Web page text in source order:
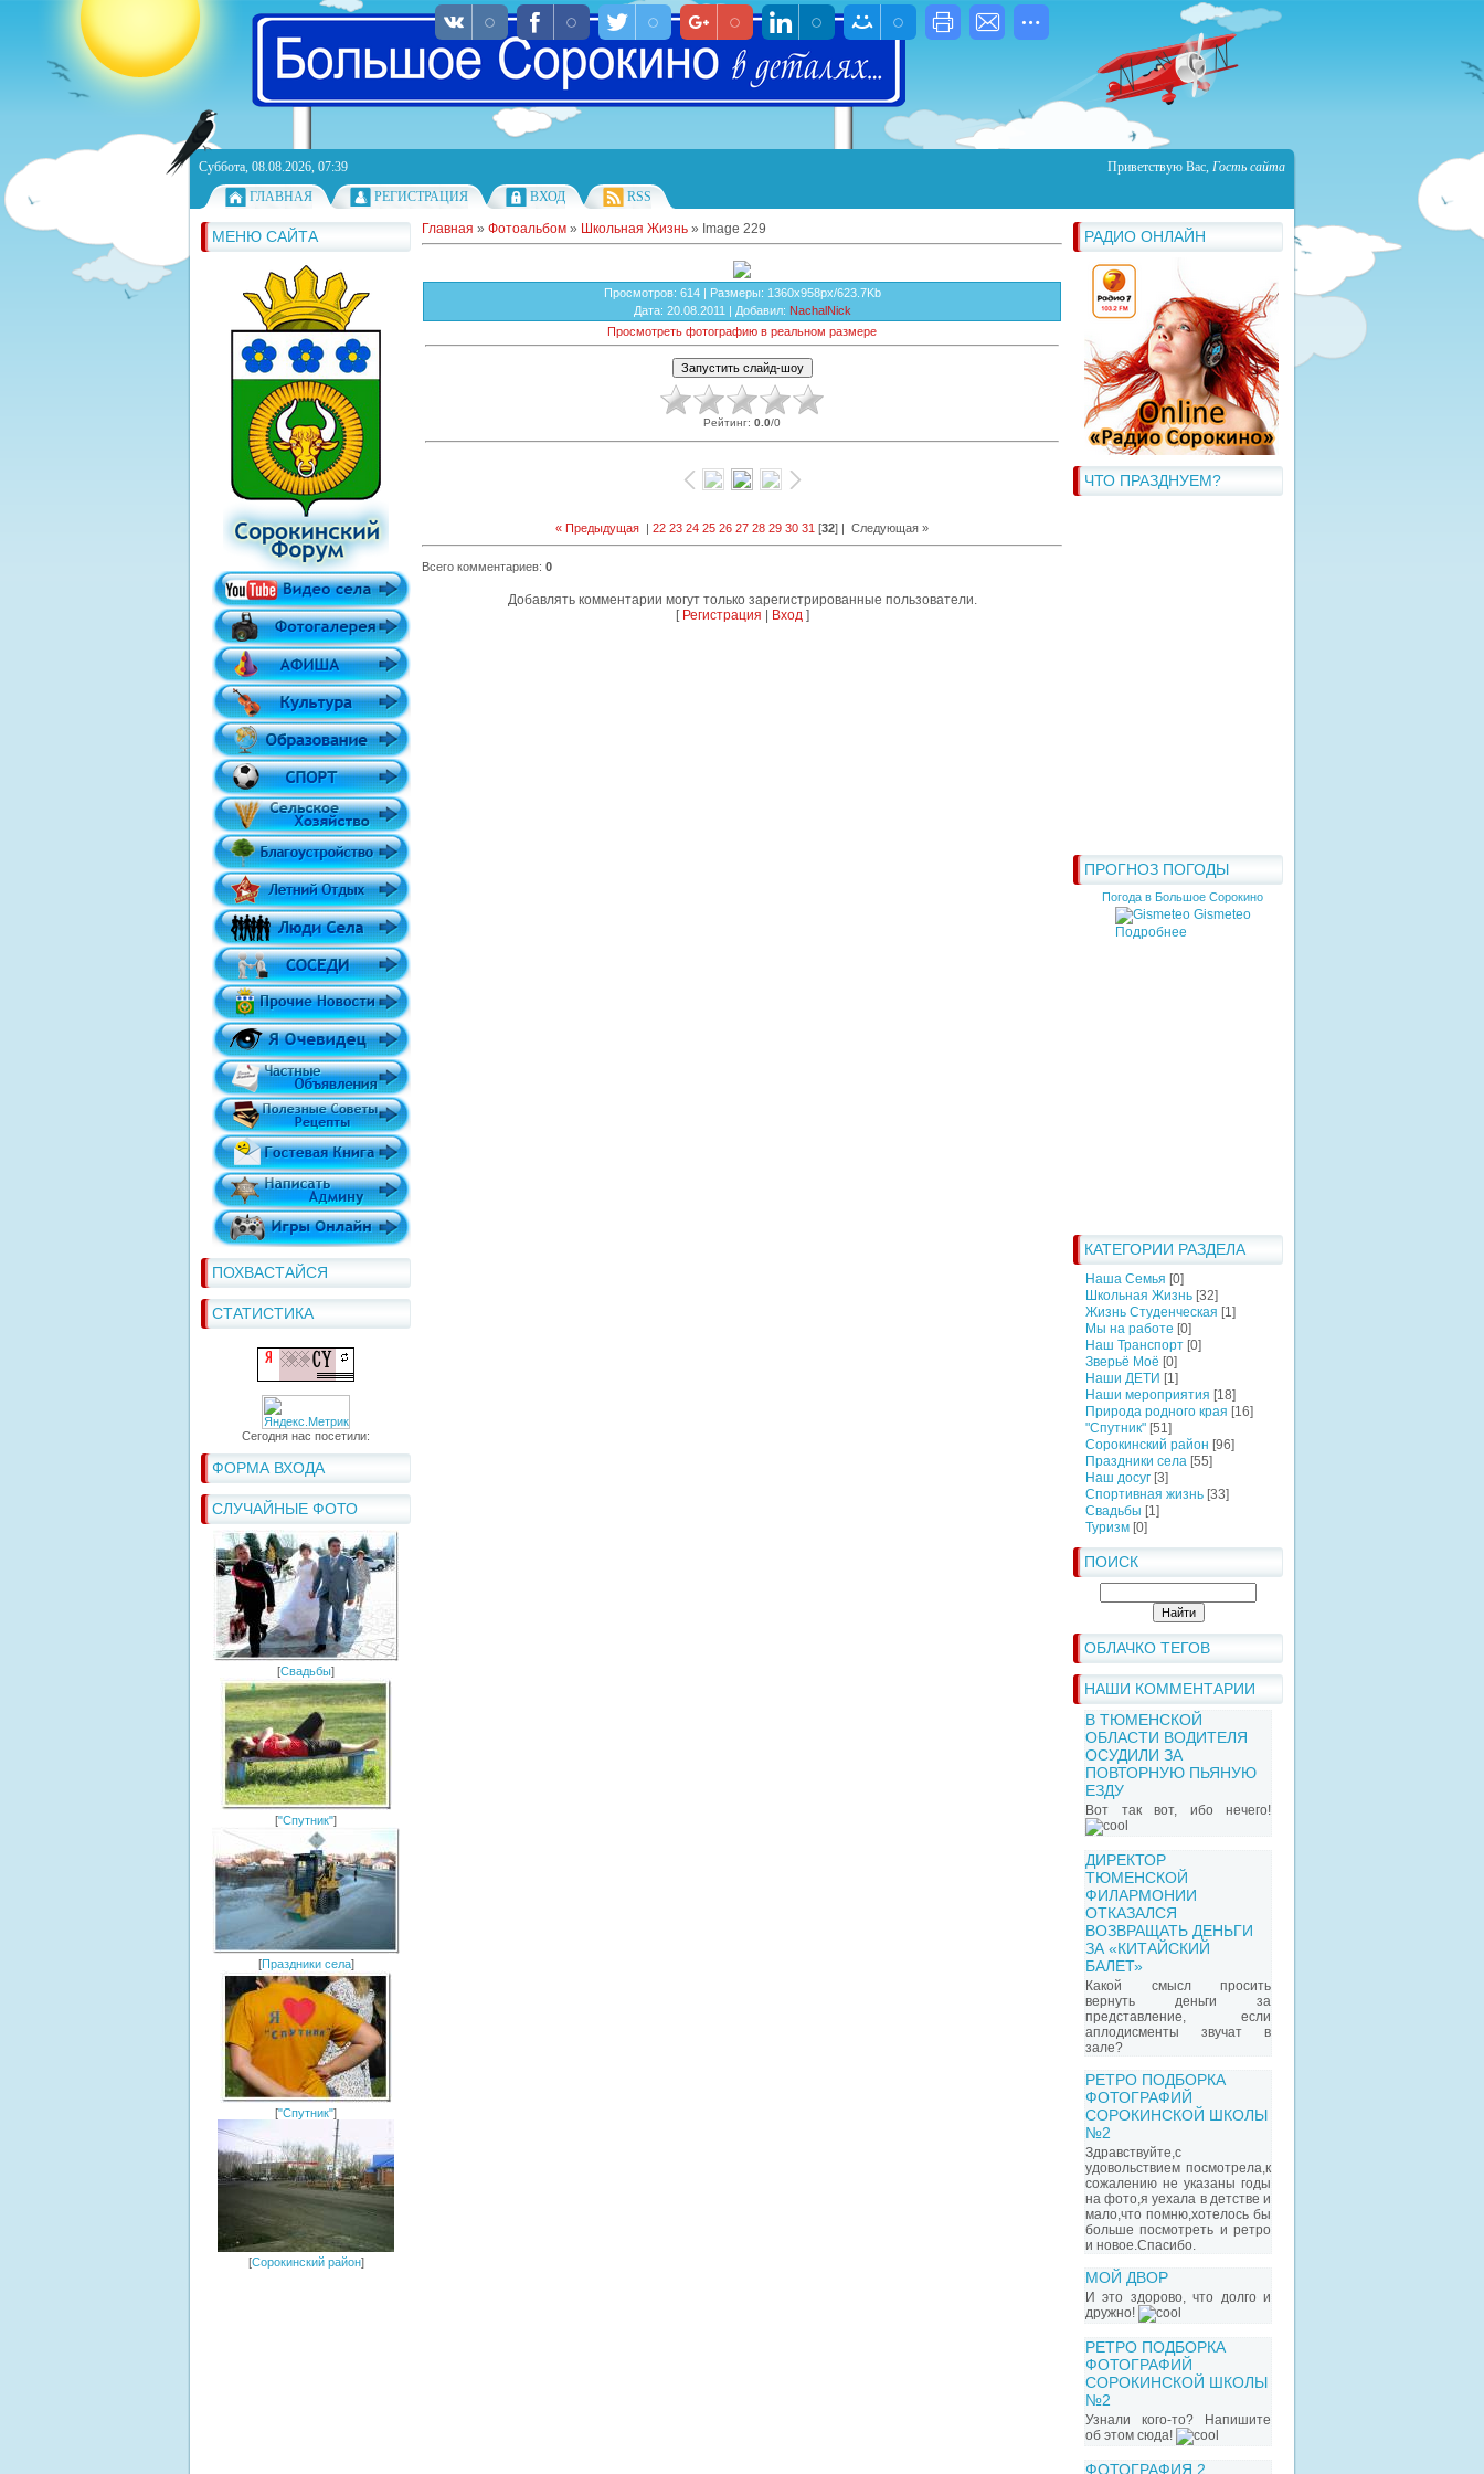
Суббота, 08.08.2026, 07:39 Приветствую Вас, Гость сайта
ГЛАВНАЯ
РЕГИСТРАЦИЯ ВХОД RSS
МЕНЮ САЙТА
ПОХВАСТАЙСЯ
СТАТИСТИКА
Сегодня нас посетили:
ФОРМА ВХОДА
СЛУЧАЙНЫЕ ФОТО
[Свадьбы]
["Спутник"]
[Праздники села]
["Спутник"]
[Сорокинский район]
РАДИО ОНЛАЙН
ЧТО ПРАЗДНУЕМ?
ПРОГНОЗ ПОГОДЫ
Погода в Большое Сорокино
Gismeteo
Подробнее
КАТЕГОРИИ РАЗДЕЛА
Наша Семья [0]
Школьная Жизнь [32]
Жизнь Студенческая [1]
Мы на работе [0]
Наш Транспорт [0]
Зверьё Моё [0]
Наши ДЕТИ [1]
Наши мероприятия [18]
Природа родного края [16]
"Спутник" [51]
Сорокинский район [96]
Праздники села [55]
Наш досуг [3]
Спортивная жизнь [33]
Свадьбы [1]
Туризм [0]
ПОИСК
ОБЛАЧКО ТЕГОВ
НАШИ КОММЕНТАРИИ
В ТЮМЕНСКОЙ
ОБЛАСТИ ВОДИТЕЛЯ
ОСУДИЛИ ЗА
ПОВТОРНУЮ ПЬЯНУЮ
ЕЗДУ
Вот так вот, ибо нечего!
ДИРЕКТОР
ТЮМЕНСКОЙ
ФИЛАРМОНИИ
ОТКАЗАЛСЯ
ВОЗВРАЩАТЬ ДЕНЬГИ
ЗА «КИТАЙСКИЙ
БАЛЕТ»
Какой смысл просить
вернуть деньги за
представление, если
аплодисменты звучат в
зале?
РЕТРО ПОДБОРКА
ФОТОГРАФИЙ
СОРОКИНСКОЙ ШКОЛЫ
№2
Здравствуйте,с
удовольствием посмотрела,к
сожалению не указаны годы
на фото,я уехала в детстве и
мало,что помню,хотелось бы
больше посмотреть и ретро
и новое.Спасибо.
МОЙ ДВОР
И это здорово, что долго и
дружно!
РЕТРО ПОДБОРКА
ФОТОГРАФИЙ
СОРОКИНСКОЙ ШКОЛЫ
№2
Узнали кого-то? Напишите
об этом сюда!
ФОТОГРАФИЯ 2
Главная » Фотоальбом » Школьная Жизнь » Image 229
Просмотров: 614 | Размеры: 1360x958px/623.7Kb
Дата: 20.08.2011 | Добавил: NachalNick
Просмотреть фотографию в реальном размере
Рейтинг: 0.0/0
« Предыдущая | 22 23 24 25 26 27 28 29 30 31 [32] | Следующая »
Всего комментариев: 0
Добавлять комментарии могут только зарегистрированные пользователи.
[ Регистрация Вход]